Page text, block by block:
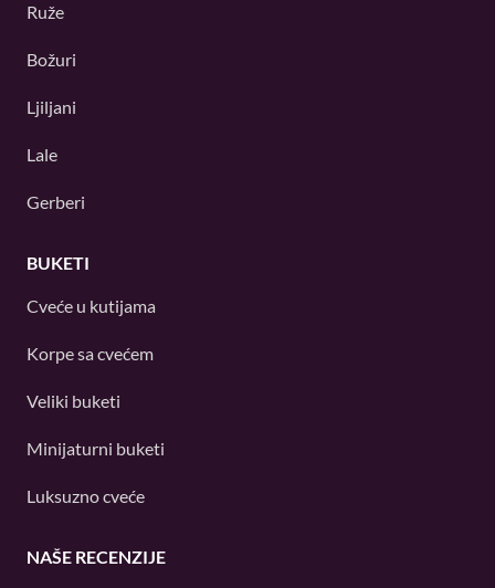
Ruže
Božuri
Ljiljani
Lale
Gerberi
BUKETI
Cveće u kutijama
Korpe sa cvećem
Veliki buketi
Minijaturni buketi
Luksuzno cveće
NAŠE RECENZIJE